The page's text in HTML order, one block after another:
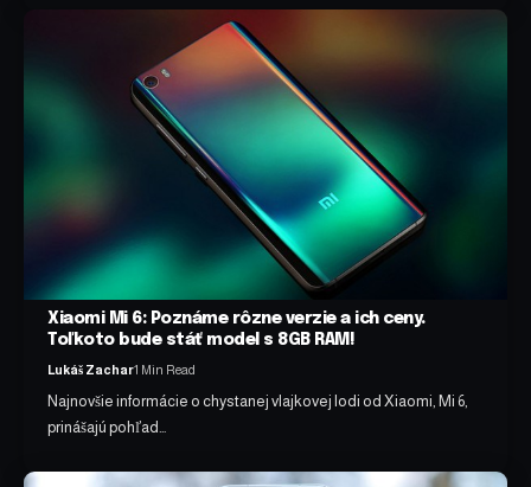
Xiaomi Mi 6: Poznáme rôzne verzie a ich ceny.
Toľkoto bude stáť model s 8GB RAM!
Lukáš Zachar1 Min Read
Najnovšie informácie o chystanej vlajkovej lodi od Xiaomi, Mi 6,
prinášajú pohľad…